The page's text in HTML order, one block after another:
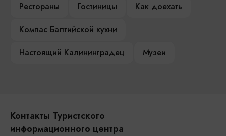
Рестораны
Гостиницы
Как доехать
Компас Балтийской кухни
Настоящий Калининградец
Музеи
Контакты Туристского
информационного центра